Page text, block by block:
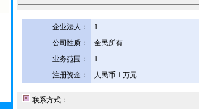
企业法人：
1
公司性质：
全民所有
业务范围：
1
注册资金：
人民币 1 万元
联系方式：